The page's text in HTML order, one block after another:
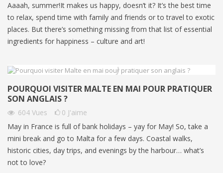
Aaaah, summer!It makes us happy, doesn’t it? It’s the best time
to relax, spend time with family and friends or to travel to exotic
places. But there’s something missing from that list of essential
ingredients for happiness – culture and art!
POURQUOI VISITER MALTE EN MAI POUR PRATIQUER
SON ANGLAIS ?
604 Vues 0 J'aime
May in France is full of bank holidays – yay for May! So, take a
mini break and go to Malta for a few days. Coastal walks,
historic cities, day trips, and evenings by the harbour… what’s
not to love?